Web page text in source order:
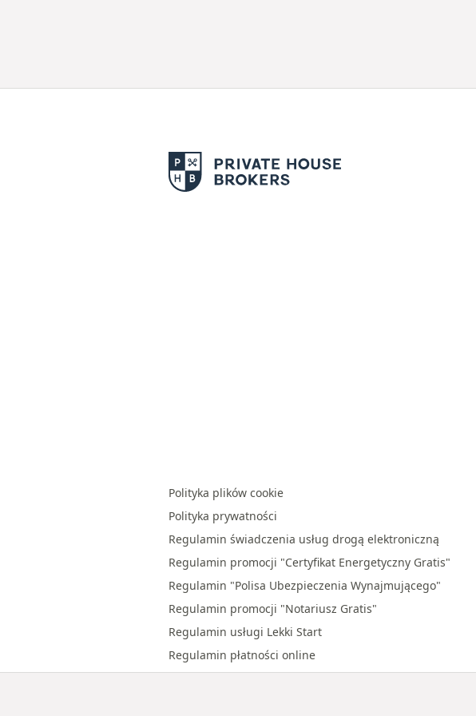
Polityka plików cookie
Polityka prywatności
Regulamin świadczenia usług drogą elektroniczną
Regulamin promocji "Certyfikat Energetyczny Gratis"
Regulamin "Polisa Ubezpieczenia Wynajmującego"
Regulamin promocji "Notariusz Gratis"
Regulamin usługi Lekki Start
Regulamin płatności online
Regulamin promocji "Premia za polecenie"